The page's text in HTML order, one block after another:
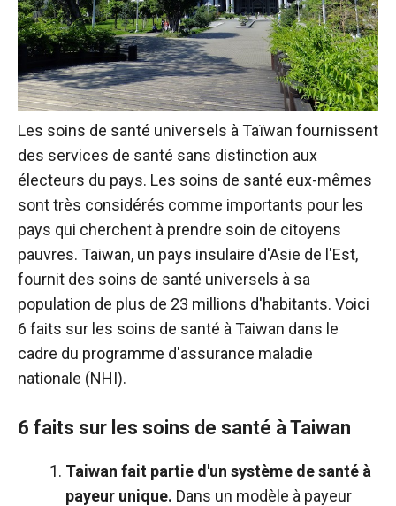
Les soins de santé universels à Taïwan fournissent
des services de santé sans distinction aux
électeurs du pays. Les soins de santé eux-mêmes
sont très considérés comme importants pour les
pays qui cherchent à prendre soin de citoyens
pauvres. Taiwan, un pays insulaire d'Asie de l'Est,
fournit des soins de santé universels à sa
population de plus de 23 millions d'habitants. Voici
6 faits sur les soins de santé à Taiwan dans le
cadre du programme d'assurance maladie
nationale (NHI).
6 faits sur les soins de santé à Taiwan
Taiwan fait partie d'un système de santé à
payeur unique. Dans un modèle à payeur